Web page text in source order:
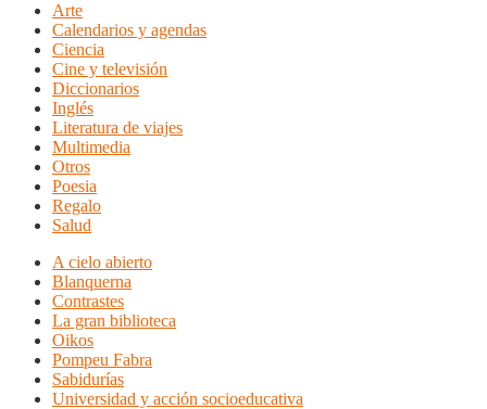
Arte
Calendarios y agendas
Ciencia
Cine y televisión
Diccionarios
Inglés
Literatura de viajes
Multimedia
Otros
Poesia
Regalo
Salud
A cielo abierto
Blanquerna
Contrastes
La gran biblioteca
Oikos
Pompeu Fabra
Sabidurías
Universidad y acción socioeducativa